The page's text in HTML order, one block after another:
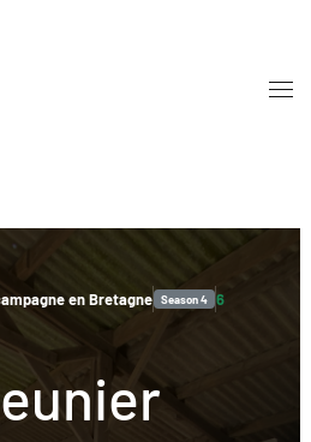
en Bretagne Season4 6